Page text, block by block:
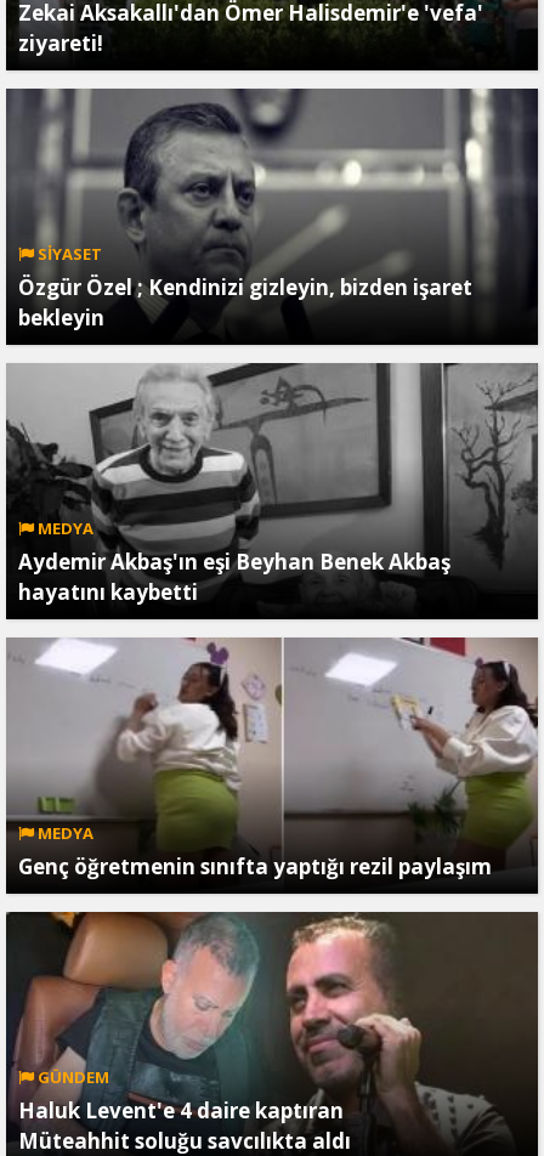
Zekai Aksakallı'dan Ömer Halisdemir'e 'vefa'
ziyareti!
SİYASET
Özgür Özel ; Kendinizi gizleyin, bizden işaret
bekleyin
MEDYA
Aydemir Akbaş'ın eşi Beyhan Benek Akbaş
hayatını kaybetti
MEDYA
Genç öğretmenin sınıfta yaptığı rezil paylaşım
GÜNDEM
Haluk Levent'e 4 daire kaptıran
Müteahhit soluğu savcılıkta aldı